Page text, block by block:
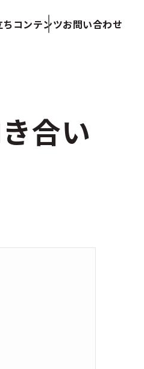
ちコンテンツお問い合わせ
合い